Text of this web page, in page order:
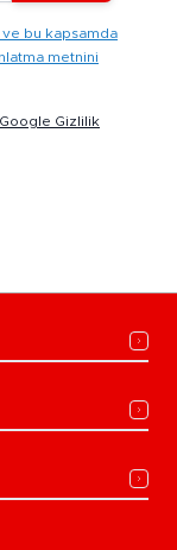
bu kapsamda
metnini
Google Gizlilik